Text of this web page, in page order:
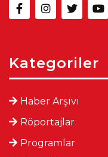
Kategoriler
Haber Arşivi
Röportajlar
Programlar